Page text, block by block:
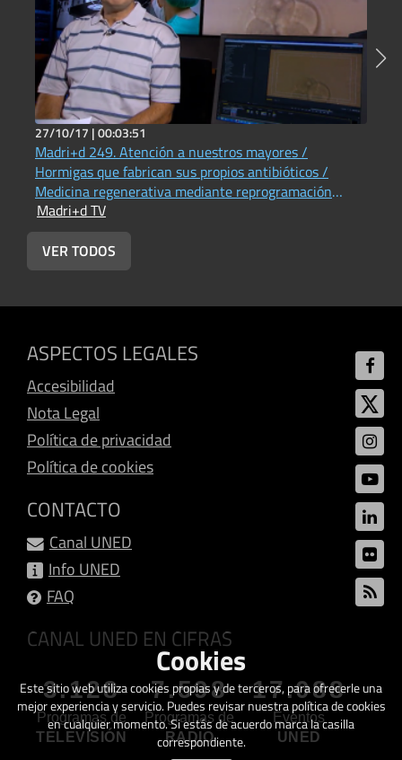
27/10/17 |00:03:51
Madri+d 249. Atención a nuestros mayores /
Hormigas que fabrican sus propios antibióticos /
Medicina regenerativa mediante reprogramación
celular
Madri+d TV
VER TODOS
ASPECTOS LEGALES
Accesibilidad
Nota Legal
Política de privacidad
Política de cookies
CONTACTO
Canal UNED
Info UNED
FAQ
CANAL UNED EN CIFRAS
3.128
Programas de
TELEVISIÓN
7.598
Programas de
RADIO
17.088
Eventos
UNED
Cookies
Este sitio web utiliza cookies propias y de terceros, para ofrecerle una
mejor experiencia y servicio. Puedes revisar nuestra política de cookies
en cualquier momento. Si estás de acuerdo marca la casilla
correspondiente.